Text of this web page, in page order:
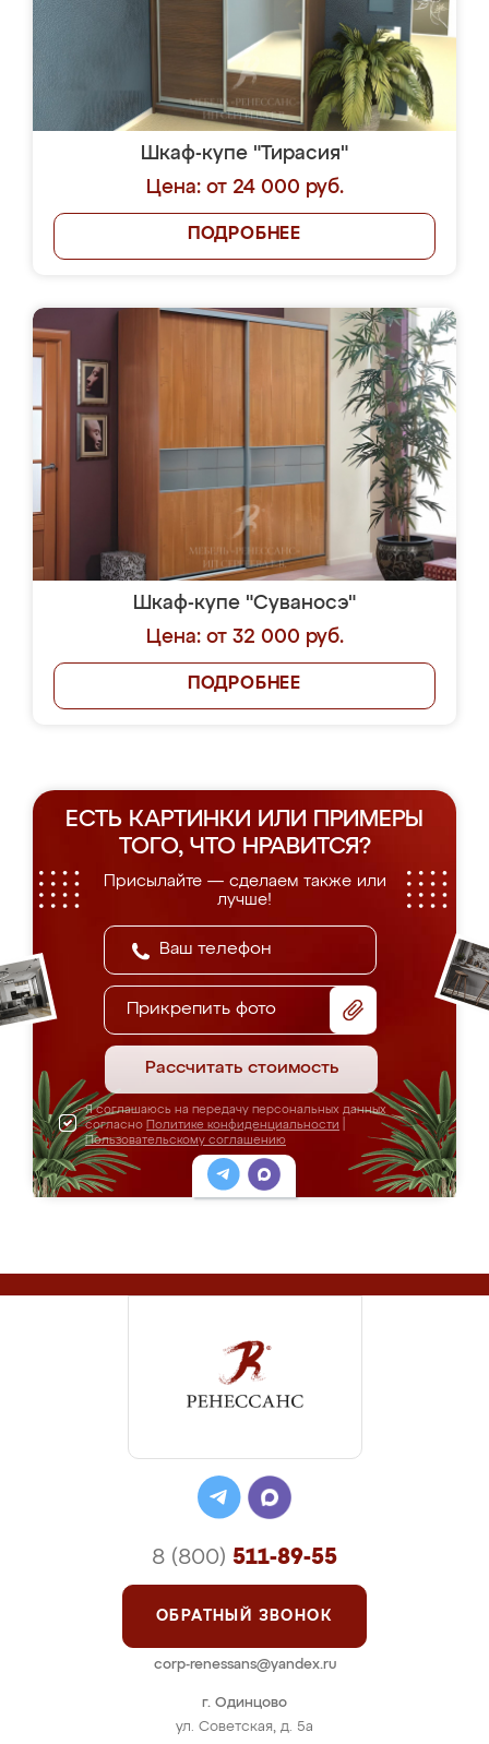
Шкаф-купе "Тирасия"
Цена: от 24 000 руб.
ПОДРОБНЕЕ
Шкаф-купе "Суваносэ"
Цена: от 32 000 руб.
ПОДРОБНЕЕ
ЕСТЬ КАРТИНКИ ИЛИ ПРИМЕРЫ
ТОГО, ЧТО НРАВИТСЯ?
Присылайте — сделаем также или
лучше!
Прикрепить фото
Рассчитать стоимость
Я соглашаюсь на передачу персональных данных
согласно Политике конфиденциальности
Пользовательскому соглашению
г. Одинцово
ул. Советская, д. 5а
8 (800) 511-89-55
ОБРАТНЫЙ ЗВОНОК
corp-renessans@yandex.ru